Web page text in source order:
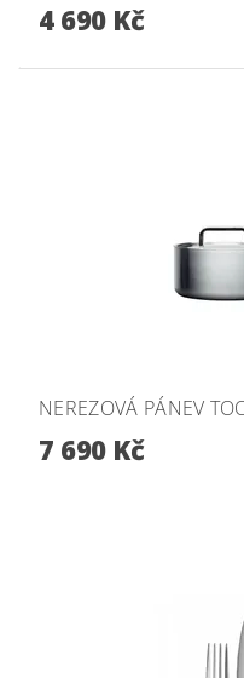
4 690 Kč
NEREZOVÁ PÁNEV
7 690 Kč